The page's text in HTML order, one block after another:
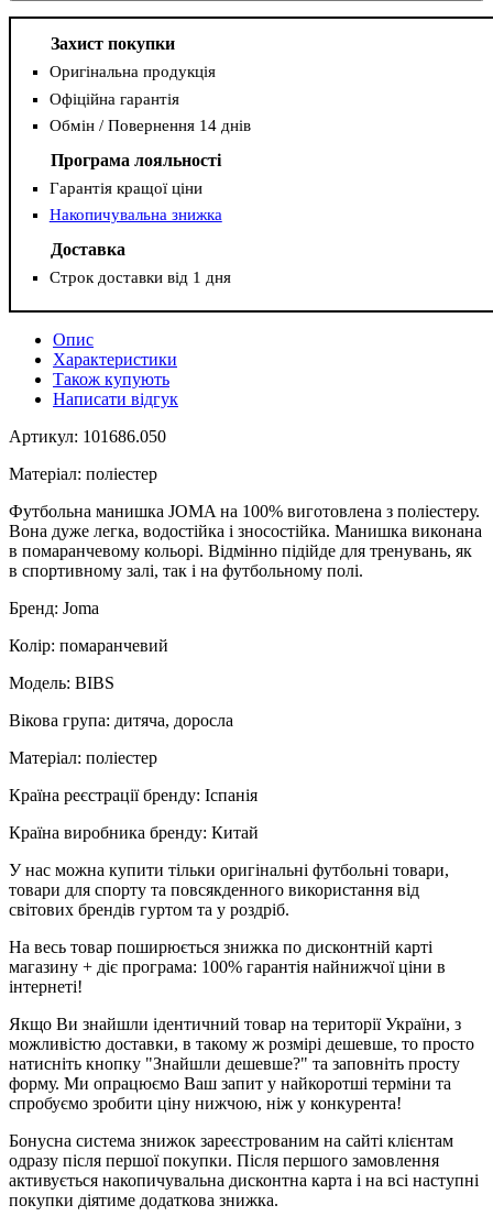
Захист покупки
Оригінальна продукція
Офіційна гарантія
Обмін / Повернення 14 днів
Програма лояльності
Гарантія кращої ціни
Накопичувальна знижка
Доставка
Строк доставки від 1 дня
Опис
Характеристики
Також купують
Написати відгук
Артикул: 101686.050
Матеріал: поліестер
Футбольна манишка JOMA на 100% виготовлена з поліестеру.
Вона дуже легка, водостійка і зносостійка. Манишка виконана
в помаранчевому кольорі. Відмінно підійде для тренувань, як
в спортивному залі, так і на футбольному полі.
Бренд: Joma
Колір: помаранчевий
Модель: BIBS
Вікова група: дитяча, доросла
Матеріал: поліестер
Країна реєстрації бренду: Іспанія
Країна виробника бренду: Китай
У нас можна купити тільки оригінальні футбольні товари,
товари для спорту та повсякденного використання від
світових брендів гуртом та у роздріб.
На весь товар поширюється знижка по дисконтній карті
магазину + діє програма: 100% гарантія найнижчої ціни в
інтернеті!
Якщо Ви знайшли ідентичний товар на території України, з
можливістю доставки, в такому ж розмірі дешевше, то просто
натисніть кнопку "Знайшли дешевше?" та заповніть просту
форму. Ми опрацюємо Ваш запит у найкоротші терміни та
спробуємо зробити ціну нижчою, ніж у конкурента!
Бонусна система знижок зареєстрованим на сайті клієнтам
одразу після першої покупки. Після першого замовлення
активується накопичувальна дисконтна карта і на всі наступні
покупки діятиме додаткова знижка.